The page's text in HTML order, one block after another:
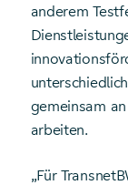
anderem
gemeinsam
arbeiten.
„Für